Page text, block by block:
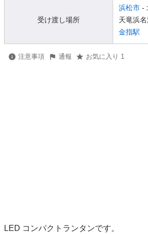
受け渡し場所
浜松市 -
天竜浜
金指駅
注意事項 通報 お気に入り 1
LED コンパクトランタンです。